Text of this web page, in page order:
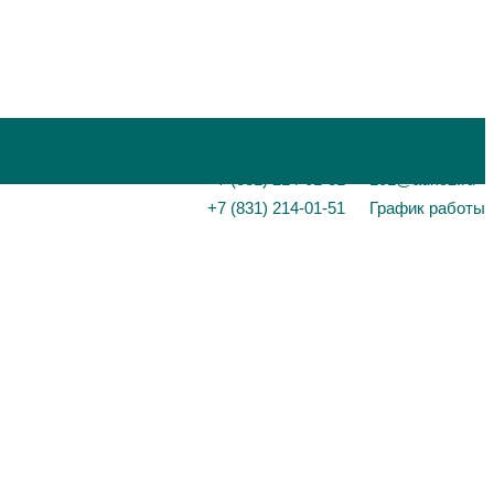
+7 (831) 214-01-51
График работы